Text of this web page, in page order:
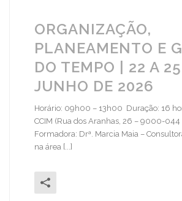
ORGANIZAÇÃO,
PLANEAMENTO E
DO TEMPO | 22 A
JUNHO DE 2026
Horário: 09h00 – 13h00 Duração: 16
CCIM (Rua dos Aranhas, 26 – 9000-
Formadora: Drª. Marcia Maia –
na área [...]